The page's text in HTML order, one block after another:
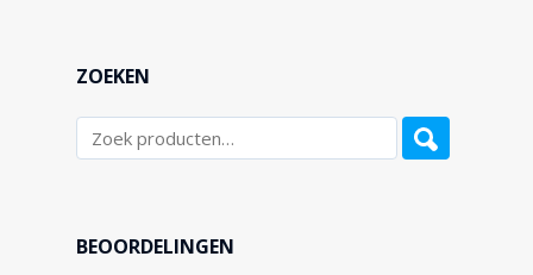
ZOEKEN
BEOORDELINGEN